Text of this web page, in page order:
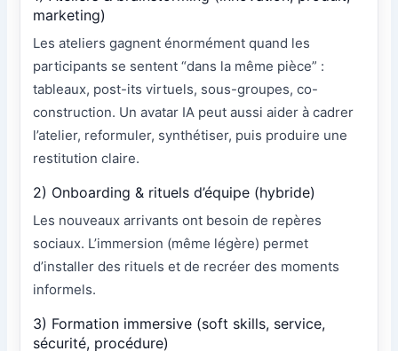
marketing)
Les ateliers gagnent énormément quand les
participants se sentent “dans la même pièce” :
tableaux, post-its virtuels, sous-groupes, co-
construction. Un avatar IA peut aussi aider à cadrer
l’atelier, reformuler, synthétiser, puis produire une
restitution claire.
2) Onboarding & rituels d’équipe (hybride)
Les nouveaux arrivants ont besoin de repères
sociaux. L’immersion (même légère) permet
d’installer des rituels et de recréer des moments
informels.
3) Formation immersive (soft skills, service,
sécurité, procédure)